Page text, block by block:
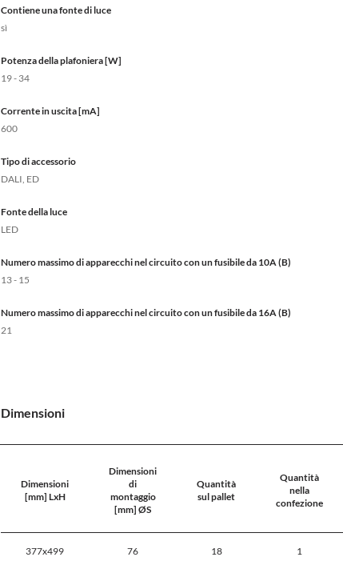
Contiene una fonte di luce
sì
Potenza della plafoniera [W]
19 - 34
Corrente in uscita [mA]
600
Tipo di accessorio
DALI, ED
Fonte della luce
LED
Numero massimo di apparecchi nel circuito con un fusibile da 10A (B)
13 - 15
Numero massimo di apparecchi nel circuito con un fusibile da 16A (B)
21
Dimensioni
Dimensioni
[mm] LxH
Dimensioni
di
montaggio
[mm] ØS
Quantità
sul pallet
Quantità
nella
confezione
377x499 76 18 1